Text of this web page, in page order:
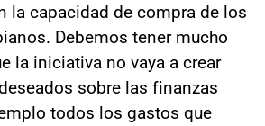
la capacidad de compra de los
Debemos tener mucho
la iniciativa no vaya a crear
sobre las finanzas
todos los gastos que